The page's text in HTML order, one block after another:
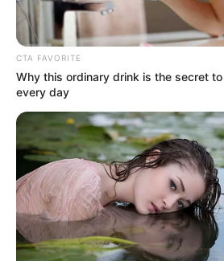
TEMAS DESTACADOS
EMERGENCIAS POR LLUVIAS
FUERTES LLUVIAS
VIA AL
LIGA BETPLAY
METRO DE
CORTES DE LUZ
CORTES
FENÓMENO DEL NIÑO
CTA FAVORITE
Why this ordinary drink is the secret
every day